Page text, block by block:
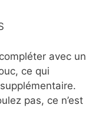
avec un
ce qui
pas, ce n’est